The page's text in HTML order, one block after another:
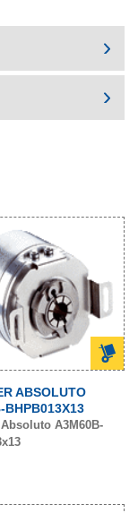
ABSOLUTO
BHPB013X13
A3M60B-